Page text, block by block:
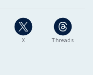
X Threads